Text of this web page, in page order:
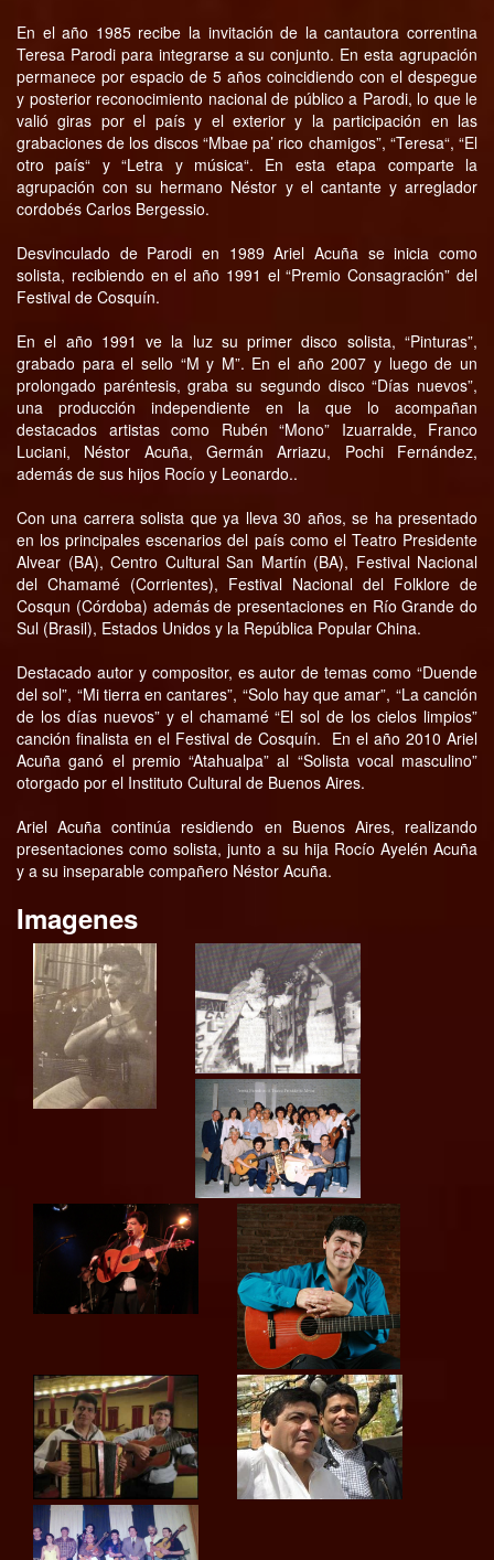
En el año 1985 recibe la invitación de la cantautora correntina
Teresa Parodi para integrarse a su conjunto. En esta agrupación
permanece por espacio de 5 años coincidiendo con el despegue
y posterior reconocimiento nacional de público a Parodi, lo que le
valió giras por el país y el exterior y la participación en las
grabaciones de los discos “Mbae pa’ rico chamigos”, “Teresa“, “El
otro país“ y “Letra y música“. En esta etapa comparte la
agrupación con su hermano Néstor y el cantante y arreglador
cordobés Carlos Bergessio.
Desvinculado de Parodi en 1989 Ariel Acuña se inicia como
solista, recibiendo en el año 1991 el “Premio Consagración” del
Festival de Cosquín.
En el año 1991 ve la luz su primer disco solista, “Pinturas”,
grabado para el sello “M y M”. En el año 2007 y luego de un
prolongado paréntesis, graba su segundo disco “Días nuevos”,
una producción independiente en la que lo acompañan
destacados artistas como Rubén “Mono” Izuarralde, Franco
Luciani, Néstor Acuña, Germán Arriazu, Pochi Fernández,
además de sus hijos Rocío y Leonardo..
Con una carrera solista que ya lleva 30 años, se ha presentado
en los principales escenarios del país como el Teatro Presidente
Alvear (BA), Centro Cultural San Martín (BA), Festival Nacional
del Chamamé (Corrientes), Festival Nacional del Folklore de
Cosqun (Córdoba) además de presentaciones en Río Grande do
Sul (Brasil), Estados Unidos y la República Popular China.
Destacado autor y compositor, es autor de temas como “Duende
del sol”, “Mi tierra en cantares”, “Solo hay que amar”, “La canción
de los días nuevos” y el chamamé “El sol de los cielos limpios”
canción finalista en el Festival de Cosquín. En el año 2010 Ariel
Acuña ganó el premio “Atahualpa” al “Solista vocal masculino”
otorgado por el Instituto Cultural de Buenos Aires.
Ariel Acuña continúa residiendo en Buenos Aires, realizando
presentaciones como solista, junto a su hija Rocío Ayelén Acuña
y a su inseparable compañero Néstor Acuña.
Imagenes